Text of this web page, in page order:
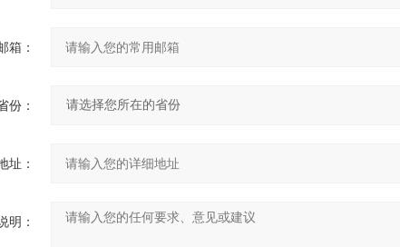
箱：
份：
址：
明：